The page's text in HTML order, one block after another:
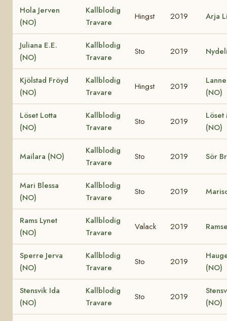
Hola Jerven
(NO)
Kallblodig
Travare
Hingst 2019 Arja
Juliana E.E.
(NO)
Kallblodig
Travare
Sto 2019
Kjölstad Fröyd
(NO)
Kallblodig
Travare
Hingst 2019
(NO)
Löset Lotta
(NO)
Kallblodig
Travare
Sto 2019
(NO)
Mailara (NO)
Kallblodig
Travare
Sto 2019 Sör
Mari Blessa
(NO)
Kallblodig
Travare
Sto 2019
Rams Lynet
(NO)
Kallblodig
Travare
Valack 2019
Sperre Jerva
(NO)
Kallblodig
Travare
Sto 2019
(NO)
Stensvik Ida
(NO)
Kallblodig
Travare
Sto 2019
(NO)